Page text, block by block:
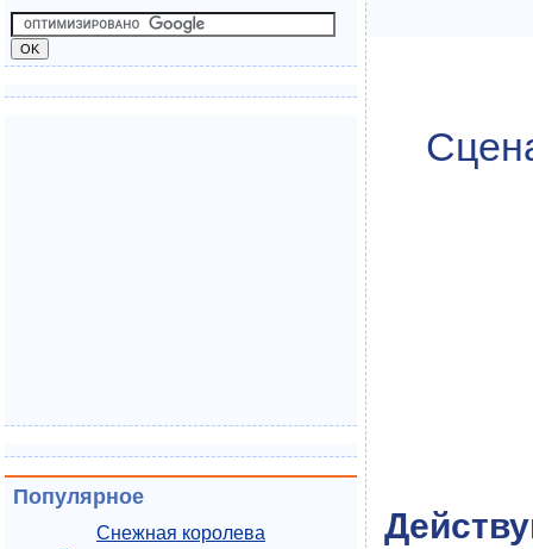
Популярное
Снежная королева